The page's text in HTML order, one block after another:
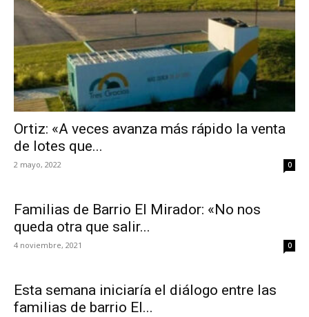
Ortiz: «A veces avanza más rápido la venta
de lotes que...
2 mayo, 2022 0
Familias de Barrio El Mirador: «No nos
queda otra que salir...
4 noviembre, 2021 0
Esta semana iniciaría el diálogo entre las
familias de barrio El...